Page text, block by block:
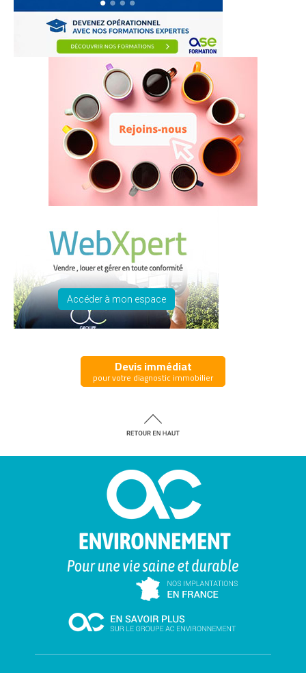
Accéder à mon espace
Devis immédiat
pour votre diagnostic immobilier